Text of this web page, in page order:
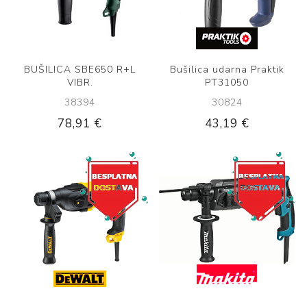
BUŠILICA SBE650 R+L
VIBR.
38394
78,91 €
Bušilica udarna Praktik
PT31050
30824
43,19 €